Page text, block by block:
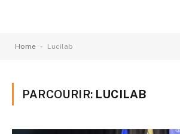
Home - Lucilab
PARCOURIR: LUCILAB